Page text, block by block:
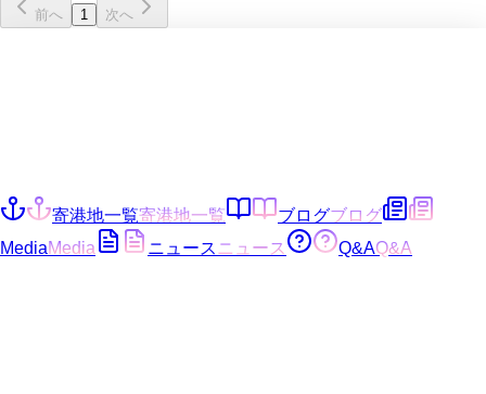
前へ 1 次へ
寄港地一覧寄港地一覧 ブログブログ
MediaMedia ニュース ニュース Q&AQ&A